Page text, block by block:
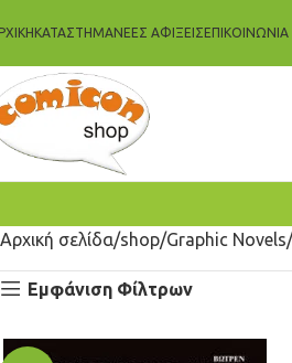
ΚΑΤΆΣΤΗΜΑΝΈΕΣ ΑΦΊΞΕΙΣΕΠΙΚΟΙΝΩΝΊΑ
Αρχική σελίδα shop Graphic Novels
Εμφάνιση Φίλτρων